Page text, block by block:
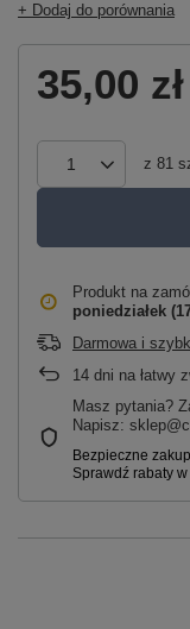
+ Dodaj do porównania
35,00 zł
z 81
Produkt na
poniedziałek
Darmowa i
14 dni na łatwy
Masz pytania?
Napisz: